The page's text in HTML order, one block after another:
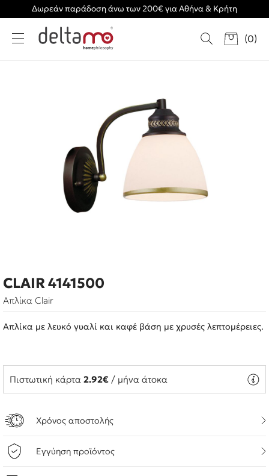
Δωρεάν παράδοση άνω των 200€ για Αθήνα & Κρήτη
(0)
CLAIR 4141500
Απλίκα Clair
Απλίκα με λευκό γυαλί και καφέ βάση με χρυσές λεπτομέρειες.
Πιστωτική κάρτα 2.92€ / μήνα άτοκα
Χρόνος αποστολής
Εγγύηση προϊόντος